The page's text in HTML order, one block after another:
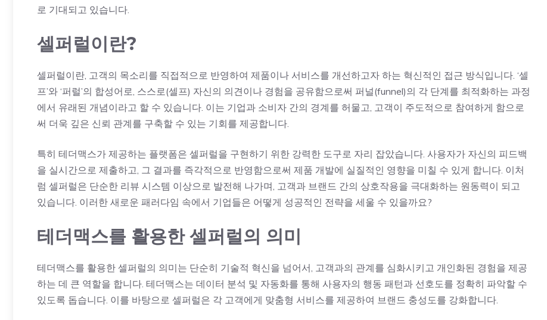
로 기대되고 있습니다.
셀퍼럴이란?
셀퍼럴이란, 고객의 목소리를 직접적으로 반영하여 제품이나 서비스를 개선하고자 하는 혁신적인 접근 방식입니다. ‘셀
프’와 ‘퍼럴’의 합성어로, 스스로(셀프) 자신의 의견이나 경험을 공유함으로써 퍼널(funnel)의 각 단계를 최적화하는 과정
에서 유래된 개념이라고 할 수 있습니다. 이는 기업과 소비자 간의 경계를 허물고, 고객이 주도적으로 참여하게 함으로
써 더욱 깊은 신뢰 관계를 구축할 수 있는 기회를 제공합니다.
특히 테더맥스가 제공하는 플랫폼은 셀퍼럴을 구현하기 위한 강력한 도구로 자리 잡았습니다. 사용자가 자신의 피드백
을 실시간으로 제출하고, 그 결과를 즉각적으로 반영함으로써 제품 개발에 실질적인 영향을 미칠 수 있게 합니다. 이처
럼 셀퍼럴은 단순한 리뷰 시스템 이상으로 발전해 나가며, 고객과 브랜드 간의 상호작용을 극대화하는 원동력이 되고
있습니다. 이러한 새로운 패러다임 속에서 기업들은 어떻게 성공적인 전략을 세울 수 있을까요?
테더맥스를 활용한 셀퍼럴의 의미
테더맥스를 활용한 셀퍼럴의 의미는 단순히 기술적 혁신을 넘어서, 고객과의 관계를 심화시키고 개인화된 경험을 제공
하는 데 큰 역할을 합니다. 테더맥스는 데이터 분석 및 자동화를 통해 사용자의 행동 패턴과 선호도를 정확히 파악할 수
있도록 돕습니다. 이를 바탕으로 셀퍼럴은 각 고객에게 맞춤형 서비스를 제공하여 브랜드 충성도를 강화합니다.